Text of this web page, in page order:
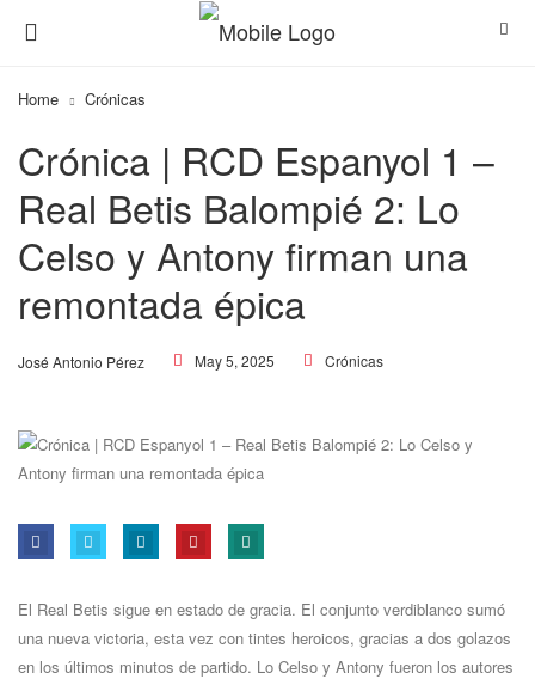
Home Crónicas
Crónica | RCD Espanyol 1 –
Real Betis Balompié 2: Lo
Celso y Antony firman una
remontada épica
José Antonio Pérez May 5, 2025 Crónicas
El Real Betis sigue en estado de gracia. El conjunto verdiblanco sumó
una nueva victoria, esta vez con tintes heroicos, gracias a dos golazos
en los últimos minutos de partido. Lo Celso y Antony fueron los autores